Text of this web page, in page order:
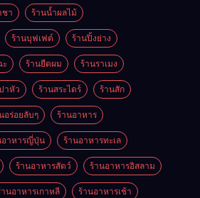
ชา ร้านน้ำผลไม้
ร้านบุฟเฟต์ ร้านปิ้งย่าง
ะ ร้านยืดผม ร้านราเมง
าหัว ร้านสระไดร์ ร้านสัก
อร่อยลับๆ ร้านอาหาร
อาหารญี่ปุ่น ร้านอาหารทะเล
ร้านอาหารสัตว์ ร้านอาหารอิสลาม
นอาหารเกาหลี ร้านอาหารเช้า